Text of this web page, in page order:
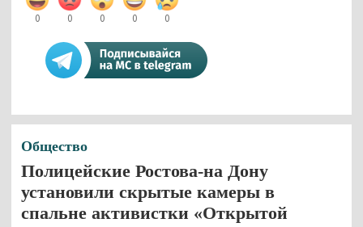
0 0 0 0 0
Общество
Полицейские Ростова-на Дону
установили скрытые камеры в
спальне активистки «Открытой